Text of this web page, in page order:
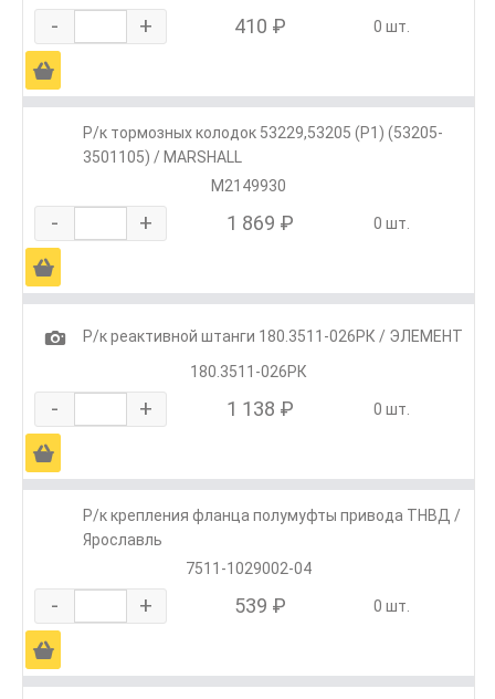
- + 410 ₽ 0 шт.
Ä
Р/к тормозных колодок 53229,53205 (Р1) (53205-
3501105) / MARSHALL
M2149930
- + 1 869 ₽ 0 шт.
Ä
1
Р/к реактивной штанги 180.3511-026РК / ЭЛЕМЕНТ
180.3511-026РК
- + 1 138 ₽ 0 шт.
Ä
Р/к крепления фланца полумуфты привода ТНВД /
Ярославль
7511-1029002-04
- + 539 ₽ 0 шт.
Ä